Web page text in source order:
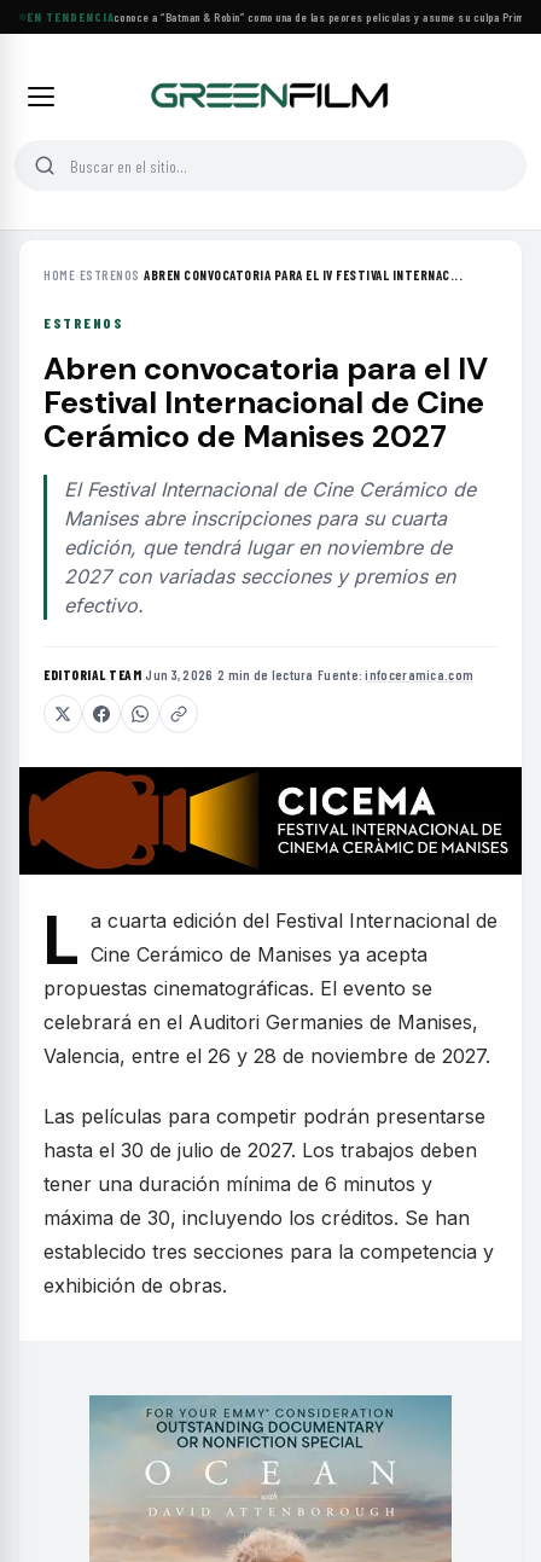
EN TENDENCIA
George Clooney reconoce a “Batman & Robin” como una de las peores películas y asume su culpa·Prime
HOME›ESTRENOS ›ABREN CONVOCATORIA PARA EL IV FESTIVAL INTERNAC...
ESTRENOS
Abren convocatoria para el IV
Festival Internacional de Cine
Cerámico de Manises 2027
El Festival Internacional de Cine Cerámico de
Manises abre inscripciones para su cuarta
edición, que tendrá lugar en noviembre de
2027 con variadas secciones y premios en
efectivo.
EDITORIAL TEAM·Jun 3, 2026 ·2 min de lectura ·Fuente:infoceramica.com
L a cuarta edición del Festival Internacional de
Cine Cerámico de Manises ya acepta
propuestas cinematográficas. El evento se
celebrará en el Auditori Germanies de Manises,
Valencia, entre el 26 y 28 de noviembre de 2027.
Las películas para competir podrán presentarse
hasta el 30 de julio de 2027. Los trabajos deben
tener una duración mínima de 6 minutos y
máxima de 30, incluyendo los créditos. Se han
establecido tres secciones para la competencia y
exhibición de obras.